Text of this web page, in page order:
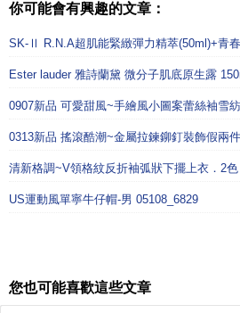
你可能會有興趣的文章：
SK-Ⅱ R.N.A超肌能緊緻彈力精萃(50ml)+青
Ester lauder 雅詩蘭黛 微分子肌底原生露
0907新品 可愛甜風~手繪風小圖案蕾絲袖雪
0313新品 搖滾酷潮~金屬拉鍊鉚釘裝飾假兩
清新格調~V領格紋反折袖弧狀下擺上衣．2色
US運動風單寧牛仔帽-男 05108_6829
您也可能喜歡這些文章